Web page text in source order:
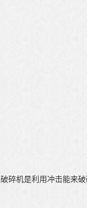
碎机是利用冲击能来破